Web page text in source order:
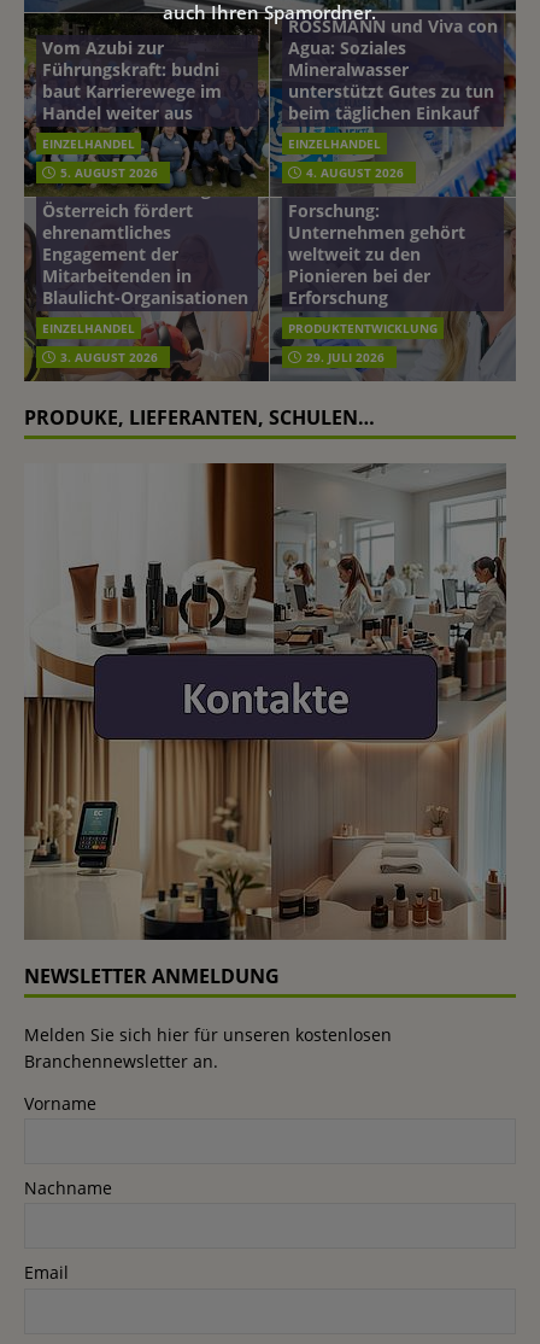
Vom Azubi zur
Führungskraft: budni
baut Karrierewege im
Handel weiter aus
EINZELHANDEL
5. AUGUST 2026
ROSSMANN und Viva con
Agua: Soziales
Mineralwasser
unterstützt Gutes zu tun
beim täglichen Einkauf
EINZELHANDEL
4. AUGUST 2026
mehr vom leben tag: dm
Österreich fördert
ehrenamtliches
Engagement der
Mitarbeitenden in
Blaulicht-Organisationen
EINZELHANDEL
3. AUGUST 2026
Beiersdorf
Hautmikrobiom-
Forschung:
Unternehmen gehört
weltweit zu den
Pionieren bei der
Erforschung
PRODUKTENTWICKLUNG
29. JULI 2026
PRODUKE, LIEFERANTEN, SCHULEN…
NEWSLETTER ANMELDUNG
Melden Sie sich hier für unseren kostenlosen
Branchennewsletter an.
Vorname
Nachname
Email
auch Ihren Spamordner.